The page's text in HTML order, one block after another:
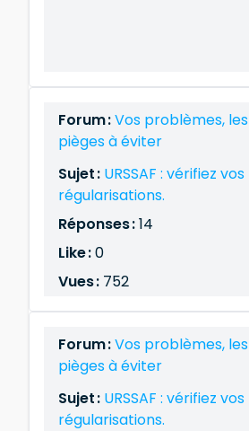
Forum :Vos problèmes, les
pièges à éviter
Sujet : URSSAF : vérifiez vos
régularisations.
Réponses :14
Like :0
Vues : 752
Forum :Vos problèmes, les
pièges à éviter
Sujet : URSSAF : vérifiez vos
régularisations.